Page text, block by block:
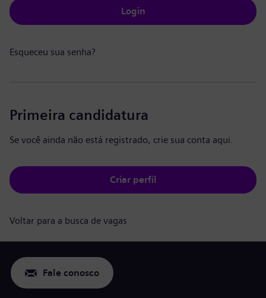
Login
Esqueceu sua senha?
Primeira candidatura
Se você ainda não está registrado, crie sua conta aqui.
Criar perfil
Voltar para a busca de vagas
Fale conosco